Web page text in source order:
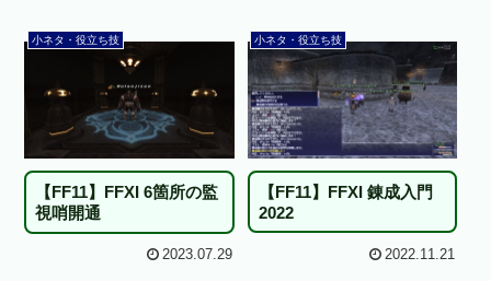
小ネタ・役立ち技
【FF11】FFXI 6箇所の監
視哨開通
2023.07.29
小ネタ・役立ち技
【FF11】FFXI 錬成入門
2022
2022.11.21